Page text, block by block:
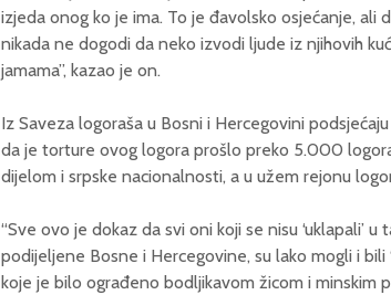
izjeda onog ko je ima. To je đavolsko osjećanje, ali
nikada ne dogodi da neko izvodi ljude iz njihovih
jamama”, kazao je on.
Iz Saveza logoraša u Bosni i Hercegovini
da je torture ovog logora prošlo preko 5.000
dijelom i srpske nacionalnosti, a u užem rejonu
“Sve ovo je dokaz da svi oni koji se nisu ‘uklapali’
podijeljene Bosne i Hercegovine, su lako mogli i bili
koje je bilo ograđeno bodljikavom žicom i minskim